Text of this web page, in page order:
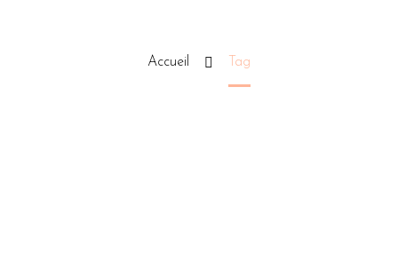
Accueil Tag